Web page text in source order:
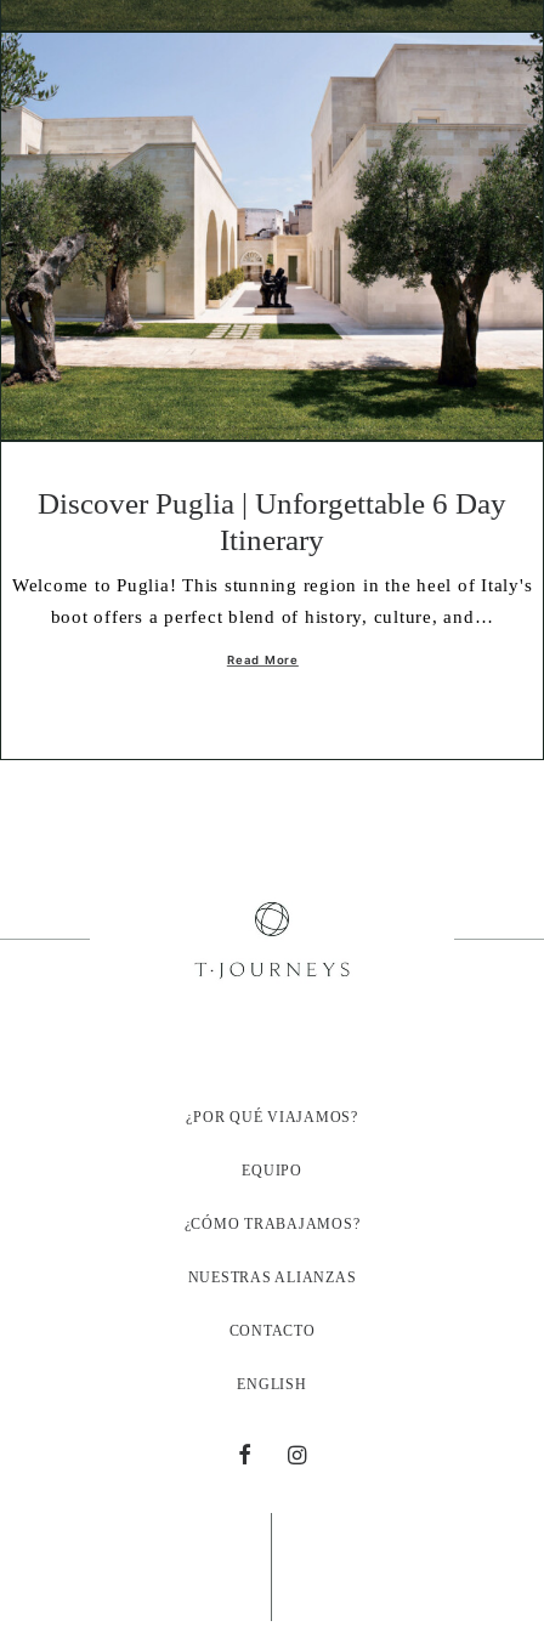
Discover Puglia | Unforgettable 6 Day
Itinerary
Welcome to Puglia! This stunning region in the heel of Italy's
boot offers a perfect blend of history, culture, and…
Read More
¿POR QUÉ VIAJAMOS?
EQUIPO
¿CÓMO TRABAJAMOS?
NUESTRAS ALIANZAS
CONTACTO
ENGLISH